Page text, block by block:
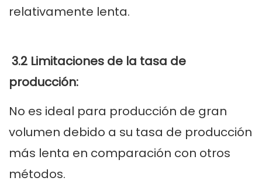
relativamente lenta.
3.2 Limitaciones de la tasa de
producción:
No es ideal para producción de gran
volumen debido a su tasa de producción
más lenta en comparación con otros
métodos.